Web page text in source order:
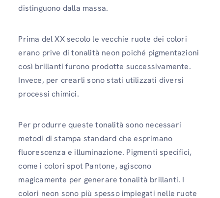
distinguono dalla massa.
Prima del XX secolo le vecchie ruote dei colori
erano prive di tonalità neon poiché pigmentazioni
così brillanti furono prodotte successivamente.
Invece, per crearli sono stati utilizzati diversi
processi chimici.
Per produrre queste tonalità sono necessari
metodi di stampa standard che esprimano
fluorescenza e illuminazione. Pigmenti specifici,
come i colori spot Pantone, agiscono
magicamente per generare tonalità brillanti. I
colori neon sono più spesso impiegati nelle ruote